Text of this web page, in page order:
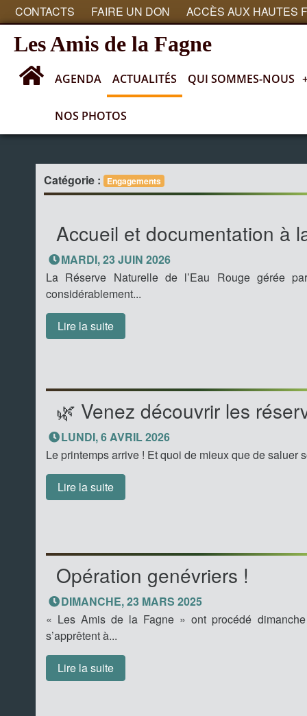
CONTACTS FAIRE UN DON ACCÈS AUX HAUTES
Les Amis de la Fagne
AGENDA ACTUALITÉS QUI SOMMES-NOUS
NOS PHOTOS
Actualités
Catégorie : Engagements
Accueil et documentation à
MARDI, 23 JUIN 2026
La Réserve Naturelle de l’Eau Rouge gérée
considérablement...
Lire la suite
🌿 Venez découvrir les
LUNDI, 6 AVRIL 2026
Le printemps arrive ! Et quoi de mieux que de saluer
Lire la suite
Opération genévriers !
DIMANCHE, 23 MARS 2025
« Les Amis de la Fagne » ont procédé
s’apprêtent à...
Lire la suite